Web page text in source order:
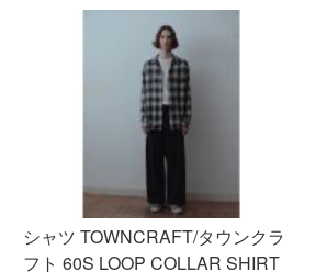
シャツ TOWNCRAFT/タウンクラ
フト 60S LOOP COLLAR SHIRT